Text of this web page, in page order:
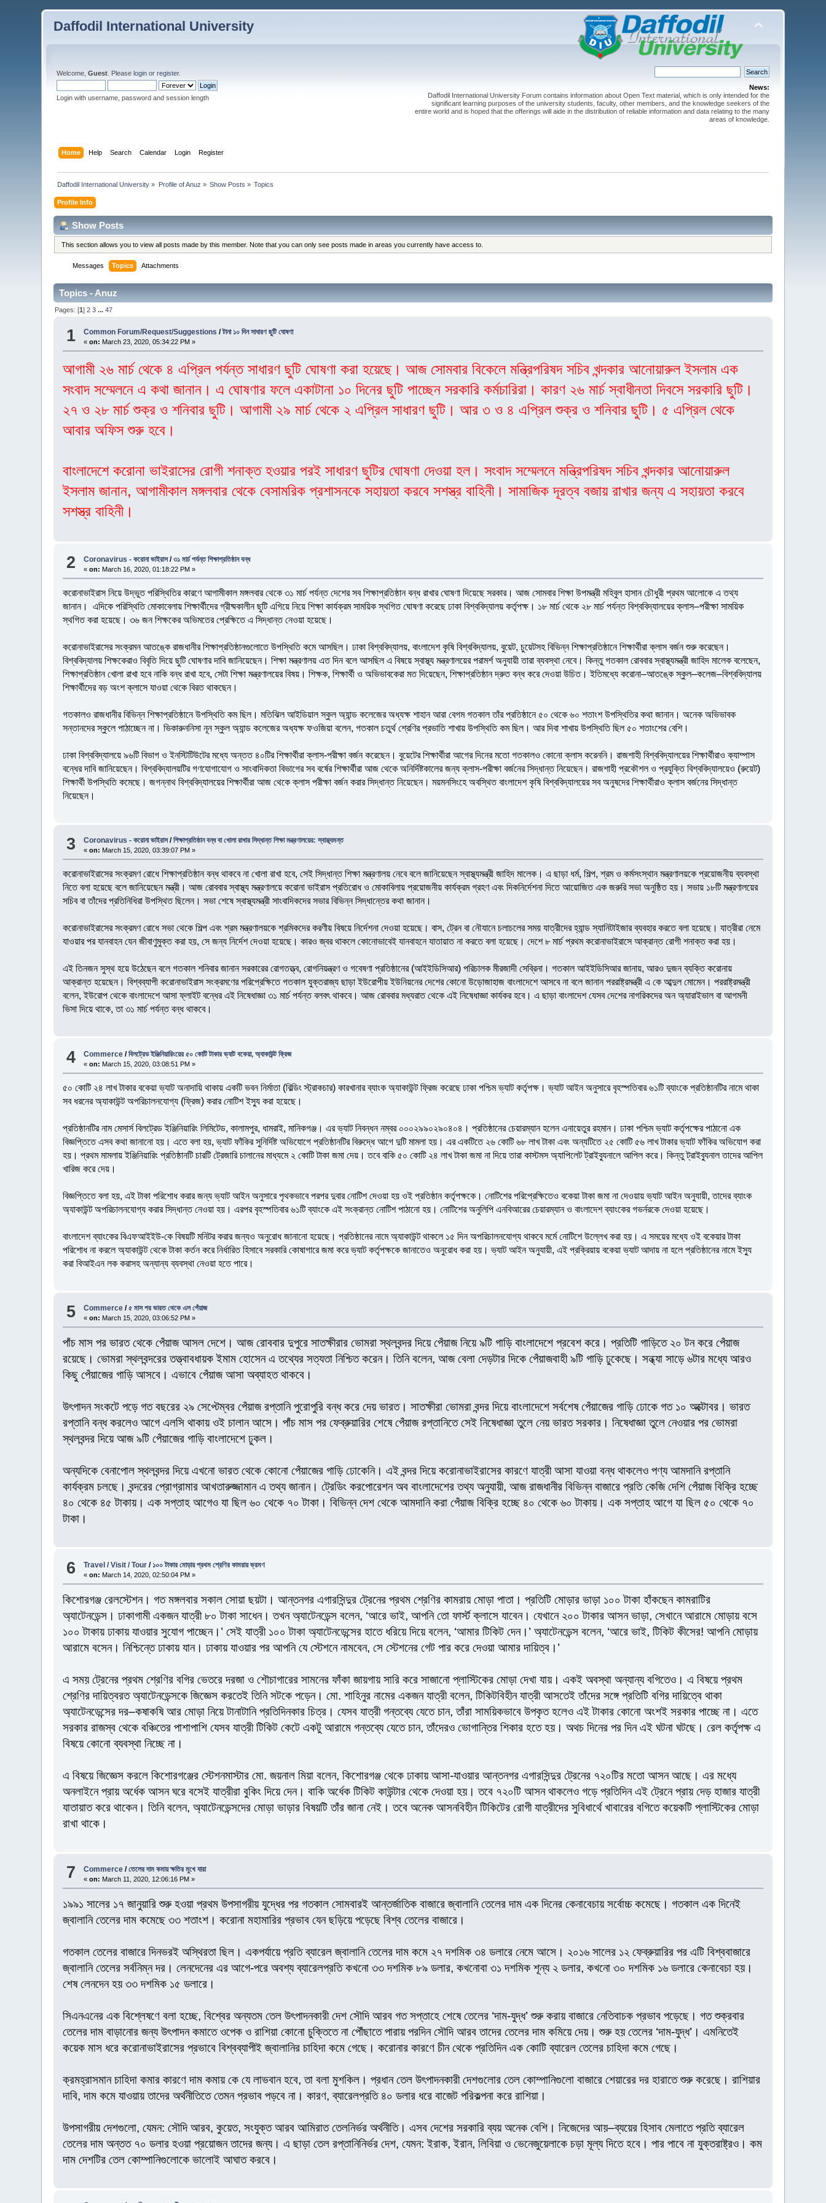
Daffodil International University
Welcome,Guest . Pleaselogin orregister.
Login with username, password and session length
News:
Daffodil International University Forum contains information about Open Text material, which is only intended for the
significant learning purposes of the university students, faculty, other members, and the knowledge seekers of the
entire world and is hoped that the offerings will aide in the distribution of reliable information and data relating to the many
areas of knowledge.
Home Help Search Calendar Login Register
Daffodil International University » Profile of Anuz » Show Posts » Topics
Profile Info
Show Posts
This section allows you to view all posts made by this member. Note that you can only see posts made in areas you currently have access to.
Messages Topics Attachments
Topics - Anuz
Pages: [1]2 3 ...47
1 Common Forum/Request/Suggestions/টানা ১০ দিন সাধারণ ছুটি ঘোষণা
«on: March 23, 2020, 05:34:22 PM »
আগামী ২৬ মার্চ থেকে ৪ এপ্রিল পর্যন্ত সাধারণ ছুটি ঘোষণা করা হয়েছে। আজ সোমবার বিকেলে মন্ত্রিপরিষদ সচিব খন্দকার আনোয়ারুল ইসলাম এক
সংবাদ সম্মেলনে এ কথা জানান। এ ঘোষণার ফলে একাটানা ১০ দিনের ছুটি পাচ্ছেন সরকারি কর্মচারিরা। কারণ ২৬ মার্চ স্বাধীনতা দিবসে সরকারি ছুটি।
২৭ ও ২৮ মার্চ শুক্র ও শনিবার ছুটি। আগামী ২৯ মার্চ থেকে ২ এপ্রিল সাধারণ ছুটি। আর ৩ ও ৪ এপ্রিল শুক্র ও শনিবার ছুটি। ৫ এপ্রিল থেকে
আবার অফিস শুরু হবে।
বাংলাদেশে করোনা ভাইরাসের রোগী শনাক্ত হওয়ার পরই সাধারণ ছুটির ঘোষণা দেওয়া হল। সংবাদ সম্মেলনে মন্ত্রিপরিষদ সচিব খন্দকার আনোয়ারুল
ইসলাম জানান, আগামীকাল মঙ্গলবার থেকে বেসামরিক প্রশাসনকে সহায়তা করবে সশস্ত্র বাহিনী। সামাজিক দূরত্ব বজায় রাখার জন্য এ সহায়তা করবে
সশস্ত্র বাহিনী।
2 Coronavirus - করোনা ভাইরাস/৩১ মার্চ পর্যন্ত শিক্ষাপ্রতিষ্ঠান বন্ধ
«on: March 16, 2020, 01:18:22 PM »
করোনাভাইরাস নিয়ে উদ্ভুত পরিস্থিতির কারণে আগামীকাল মঙ্গলবার থেকে ৩১ মার্চ পর্যন্ত দেশের সব শিক্ষাপ্রতিষ্ঠান বন্ধ রাখার ঘোষণা দিয়েছে সরকার। আজ সোমবার শিক্ষা উপমন্ত্রী মহিবুল হাসান চৌধুরী প্রথম আলোকে এ তথ্য
জানান। এদিকে পরিস্থিতি মোকাবেলায় শিক্ষার্থীদের গ্রীষ্মকালীন ছুটি এগিয়ে নিয়ে শিক্ষা কার্যক্রম সাময়িক স্থগিত ঘোষণা করেছে ঢাকা বিশ্ববিদ্যালয় কর্তৃপক্ষ। ১৮ মার্চ থেকে ২৮ মার্চ পর্যন্ত বিশ্ববিদ্যালয়ের ক্লাস–পরীক্ষা সাময়িক
স্থগিত করা হয়েছে। ৩৬ জন শিক্ষকের অভিমতের প্রেক্ষিতে এ সিদ্ধান্ত নেওয়া হয়েছে।
করোনাভাইরাসের সংক্রমন আতঙ্কে রাজধানীর শিক্ষাপ্রতিষ্ঠানগুলোতে উপস্থিতি কমে আসছিল। ঢাকা বিশ্ববিদ্যালয়, বাংলাদেশ কৃষি বিশ্ববিদ্যালয়, বুয়েট, চুয়েটসহ বিভিন্ন শিক্ষাপ্রতিষ্ঠানে শিক্ষার্থীরা ক্লাস বর্জন শুরু করেছেন।
বিশ্ববিদ্যালয় শিক্ষকেরাও বিবৃতি দিয়ে ছুটি ঘোষণার দাবি জানিয়েছেন। শিক্ষা মন্ত্রণালয় এত দিন বলে আসছিল এ বিষয়ে স্বাস্থ্য মন্ত্রণালয়ের পরামর্শ অনুযায়ী তারা ব্যবস্থা নেবে। কিন্তু গতকাল রোববার স্বাস্থ্যমন্ত্রী জাহিদ মালেক বলেছেন,
শিক্ষাপ্রতিষ্ঠান খোলা রাখা হবে নাকি বন্ধ রাখা হবে, সেটা শিক্ষা মন্ত্রণালয়ের বিষয়। শিক্ষক, শিক্ষার্থী ও অভিভাবকেরা মত দিয়েছেন, শিক্ষাপ্রতিষ্ঠান দ্রুত বন্ধ করে দেওয়া উচিত। ইতিমধ্যে করোনা–আতঙ্কে স্কুল–কলেজ–বিশ্ববিদ্যালয়
শিক্ষার্থীদের বড় অংশ ক্লাসে যাওয়া থেকে বিরত থাকছেন।
গতকালও রাজধানীর বিভিন্ন শিক্ষাপ্রতিষ্ঠানে উপস্থিতি কম ছিল। মতিঝিল আইডিয়াল স্কুল অ্যান্ড কলেজের অধ্যক্ষ শাহান আরা বেগম গতকাল তাঁর প্রতিষ্ঠানে ৫০ থেকে ৬০ শতাংশ উপস্থিতির কথা জানান। অনেক অভিভাবক
সন্তানদের স্কুলে পাঠাচ্ছেন না। ভিকারুননিসা নূন স্কুল অ্যান্ড কলেজের অধ্যক্ষ ফওজিয়া বলেন, গতকাল চতুর্থ শ্রেণির প্রভাতি শাখায় উপস্থিতি কম ছিল। আর দিবা শাখায় উপস্থিতি ছিল ৫০ শতাংশের বেশি।
ঢাকা বিশ্ববিদ্যালয়ে ৯৬টি বিভাগ ও ইনস্টিটিউটের মধ্যে অন্তত ৪০টির শিক্ষার্থীরা ক্লাস-পরীক্ষা বর্জন করেছেন। বুয়েটের শিক্ষার্থীরা আগের দিনের মতো গতকালও কোনো ক্লাস করেননি। রাজশাহী বিশ্ববিদ্যালয়ের শিক্ষার্থীরাও ক্যাম্পাস
বন্ধের দাবি জানিয়েছেন। বিশ্ববিদ্যালয়টির গণযোগাযোগ ও সাংবাদিকতা বিভাগের সব বর্ষের শিক্ষার্থীরা আজ থেকে অনির্দিষ্টকালের জন্য ক্লাস-পরীক্ষা বর্জনের সিদ্ধান্ত নিয়েছেন। রাজশাহী প্রকৌশল ও প্রযুক্তি বিশ্ববিদ্যালয়েও (রুয়েট)
শিক্ষার্থী উপস্থিতি কমেছে। জগন্নাথ বিশ্ববিদ্যালয়ের শিক্ষার্থীরা আজ থেকে ক্লাস পরীক্ষা বর্জন করার সিদ্ধান্ত নিয়েছেন। ময়মনসিংহে অবস্থিত বাংলাদেশ কৃষি বিশ্ববিদ্যালয়ের সব অনুষদের শিক্ষার্থীরাও ক্লাস বর্জনের সিদ্ধান্ত
নিয়েছেন।
3 Coronavirus - করোনা ভাইরাস/শিক্ষাপ্রতিষ্ঠান বন্ধ বা খোলা রাখার সিদ্ধান্ত শিক্ষা মন্ত্রণালয়ের: স্বাস্থ্যমন্ত
«on: March 15, 2020, 03:39:07 PM »
করোনাভাইরাসের সংক্রমণ রোধে শিক্ষাপ্রতিষ্ঠান বন্ধ থাকবে না খোলা রাখা হবে, সেই সিদ্ধান্ত শিক্ষা মন্ত্রণালয় নেবে বলে জানিয়েছেন স্বাস্থ্যমন্ত্রী জাহিদ মালেক। এ ছাড়া ধর্ম, শিল্প, শ্রম ও কর্মসংস্থান মন্ত্রণালয়কে প্রয়োজনীয় ব্যবস্থা
নিতে বলা হয়েছে বলে জানিয়েছেন মন্ত্রী। আজ রোববার স্বাস্থ্য মন্ত্রণালয়ে করোনা ভাইরাস প্রতিরোধ ও মোকাবিলায় প্রয়োজনীয় কার্যক্রম গ্রহণ এবং দিকনির্দেশনা দিতে আয়োজিত এক জরুরি সভা অনুষ্ঠিত হয়। সভায় ১৮টি মন্ত্রণালয়ের
সচিব বা তাঁদের প্রতিনিধিরা উপস্থিত ছিলেন। সভা শেষে স্বাস্থ্যমন্ত্রী সাংবাদিকদের সভার বিভিন্ন সিদ্ধান্তের কথা জানান।
করোনাভাইরাসের সংক্রমণ রোধে সভা থেকে শিল্প এবং শ্রম মন্ত্রণালয়কে শ্রমিকদের করণীয় বিষয়ে নির্দেশনা দেওয়া হয়েছে। বাস, ট্রেন বা নৌযানে চলাচলের সময় যাত্রীদের হ্যান্ড স্যানিটাইজার ব্যবহার করতে বলা হয়েছে। যাত্রীরা নেমে
যাওয়ার পর যানবাহন যেন জীবাণুমুক্ত করা হয়, সে জন্য নির্দেশ দেওয়া হয়েছে। কারও জ্বর থাকলে কোনোভাবেই যানবাহনে যাতায়াত না করতে বলা হয়েছে। দেশে ৮ মার্চ প্রথম করোনাভাইরাসে আক্রান্ত রোগী শনাক্ত করা হয়।
এই তিনজন সুস্থ হয়ে উঠেছেন বলে গতকাল শনিবার জানান সরকারের রোগতত্ত্ব, রোগনিয়ন্ত্রণ ও গবেষণা প্রতিষ্ঠানের (আইইডিসিআর) পরিচালক মীরজাদী সেব্রিনা। গতকাল আইইডিসিআর জানায়, আরও দুজন ব্যক্তি করোনায়
আক্রান্ত হয়েছেন। বিশ্বব্যাপী করোনাভাইরাস সংক্রমণের পরিপ্রেক্ষিতে গতকাল যুক্তরাজ্য ছাড়া ইউরোপীয় ইউনিয়নের দেশের কোনো উড়োজাহাজ বাংলাদেশে আসবে না বলে জানান পররাষ্ট্রমন্ত্রী এ কে আব্দুল মোমেন। পররাষ্ট্রমন্ত্রী
বলেন, ইউরোপ থেকে বাংলাদেশে আসা ফ্লাইট বন্ধের এই নিষেধাজ্ঞা ৩১ মার্চ পর্যন্ত বলবৎ থাকবে। আজ রোববার মধ্যরাত থেকে এই নিষেধাজ্ঞা কার্যকর হবে। এ ছাড়া বাংলাদেশ যেসব দেশের নাগরিকদের অন অ্যারাইভাল বা আগমনী
ভিসা দিয়ে থাকে, তা ৩১ মার্চ পর্যন্ত বন্ধ থাকবে।
4 Commerce /বিলট্রেড ইঞ্জিনিয়ারিংয়ের ৫০ কোটি টাকার ভ্যাট বকেয়া, অ্যাকাউন্ট ফ্রিজ
«on: March 15, 2020, 03:08:51 PM »
৫০ কোটি ২৪ লাখ টাকার বকেয়া ভ্যাট অনাদায়ি থাকায় একটি ভবন নির্মাতা (বিল্ডিং স্ট্রাকচার) কারখানার ব্যাংক অ্যাকাউন্ট ফ্রিজ করেছে ঢাকা পশ্চিম ভ্যাট কর্তৃপক্ষ। ভ্যাট আইন অনুসারে বৃহস্পতিবার ৬১টি ব্যাংকে প্রতিষ্ঠানটির নামে থাকা
সব ধরনের অ্যাকাউন্ট অপরিচালনযোগ্য (ফ্রিজ) করার নোটিশ ইস্যু করা হয়েছে।
প্রতিষ্ঠানটির নাম মেসার্স বিলট্রেড ইঞ্জিনিয়ারিং লিমিটেড, কালামপুর, ধামরাই, মানিকগঞ্জ। এর ভ্যাট নিবন্ধন নম্বর ০০০২৯৯০২৯০৪০৪। প্রতিষ্ঠানের চেয়ারম্যান হলেন এনায়েতুর রহমান। ঢাকা পশ্চিম ভ্যাট কর্তৃপক্ষের পাঠানো এক
বিজ্ঞপ্তিতে এসব কথা জানানো হয়। এতে বলা হয়, ভ্যাট ফাঁকির সুনির্দিষ্ট অভিযোগে প্রতিষ্ঠানটির বিরুদ্ধে আগে দুটি মামলা হয়। এর একটিতে ২৬ কোটি ৬৮ লাখ টাকা এবং অন্যটিতে ২৫ কোটি ৫৬ লাখ টাকার ভ্যাট ফাঁকির অভিযোগ করা
হয়। প্রথম মামলায় ইঞ্জিনিয়ারিং প্রতিষ্ঠানটি চারটি ট্রেজারি চালানের মাধ্যমে ২ কোটি টাকা জমা দেয়। তবে বাকি ৫০ কোটি ২৪ লাখ টাকা জমা না দিয়ে তারা কাস্টমস অ্যাপিলেট ট্রাইব্যুনালে আপিল করে। কিন্তু ট্রাইব্যুনাল তাদের আপিল
খারিজ করে দেয়।
বিজ্ঞপ্তিতে বলা হয়, এই টাকা পরিশোধ করার জন্য ভ্যাট আইন অনুসারে পৃথকভাবে পরপর দুবার নোটিশ দেওয়া হয় ওই প্রতিষ্ঠান কর্তৃপক্ষকে। নোটিশের পরিপ্রেক্ষিতেও বকেয়া টাকা জমা না দেওয়ায় ভ্যাট আইন অনুযায়ী, তাদের ব্যাংক
অ্যাকাউন্ট অপরিচালনযোগ্য করার সিদ্ধান্ত নেওয়া হয়। এরপর বৃহস্পতিবার ৬১টি ব্যাংকে এই সংক্রান্ত নোটিশ পাঠানো হয়। নোটিশের অনুলিপি এনবিআরের চেয়ারম্যান ও বাংলাদেশ ব্যাংকের গভর্নরকে দেওয়া হয়েছে।
বাংলাদেশ ব্যাংকের বিএফআইইউ-কে বিষয়টি মনিটর করার জন্যও অনুরোধ জানানো হয়েছে। প্রতিষ্ঠানের নামে অ্যাকাউন্ট থাকলে ১৫ দিন অপরিচালনযোগ্য থাকবে মর্মে নোটিশে উল্লেখ করা হয়। এ সময়ের মধ্যে ওই বকেয়ার টাকা
পরিশোধ না করলে অ্যাকাউন্ট থেকে টাকা কর্তন করে নির্ধারিত হিসাবে সরকারি কোষাগারে জমা করে ভ্যাট কর্তৃপক্ষকে জানাতেও অনুরোধ করা হয়। ভ্যাট আইন অনুযায়ী, এই প্রক্রিয়ায় বকেয়া ভ্যাট আদায় না হলে প্রতিষ্ঠানের নামে ইস্যু
করা বিআইএন লক করাসহ অন্যান্য ব্যবস্থা নেওয়া হতে পারে।
5 Commerce /৫ মাস পর ভারত থেকে এল পেঁয়াজ
«on: March 15, 2020, 03:06:52 PM »
পাঁচ মাস পর ভারত থেকে পেঁয়াজ আসল দেশে। আজ রোববার দুপুরে সাতক্ষীরার ভোমরা স্থলবন্দর দিয়ে পেঁয়াজ নিয়ে ৯টি গাড়ি বাংলাদেশে প্রবেশ করে। প্রতিটি গাড়িতে ২০ টন করে পেঁয়াজ
রয়েছে। ভোমরা স্থলবন্দরের তত্ত্বাবধায়ক ইমাম হোসেন এ তথ্যের সত্যতা নিশ্চিত করেন। তিনি বলেন, আজ বেলা দেড়টার দিকে পেঁয়াজবাহী ৯টি গাড়ি ঢুকেছে। সন্ধ্যা সাড়ে ৬টার মধ্যে আরও
কিছু পেঁয়াজের গাড়ি আসবে। এভাবে পেঁয়াজ আসা অব্যাহত থাকবে।
উৎপাদন সংকটে পড়ে গত বছরের ২৯ সেপ্টেম্বর পেঁয়াজ রপ্তানি পুরোপুরি বন্ধ করে দেয় ভারত। সাতক্ষীরা ভোমরা বন্দর দিয়ে বাংলাদেশে সর্বশেষ পেঁয়াজের গাড়ি ঢোকে গত ১০ অক্টোবর। ভারত
রপ্তানি বন্ধ করলেও আগে এলসি থাকায় ওই চালান আসে। পাঁচ মাস পর ফেব্রুয়ারির শেষে পেঁয়াজ রপ্তানিতে সেই নিষেধাজ্ঞা তুলে নেয় ভারত সরকার। নিষেধাজ্ঞা তুলে নেওয়ার পর ভোমরা
স্থলবন্দর দিয়ে আজ ৯টি পেঁয়াজের গাড়ি বাংলাদেশে ঢুকল।
অন্যদিকে বেনাপোল স্থলবন্দর দিয়ে এখনো ভারত থেকে কোনো পেঁয়াজের গাড়ি ঢোকেনি। এই বন্দর দিয়ে করোনাভাইরাসের কারণে যাত্রী আসা যাওয়া বন্ধ থাকলেও পণ্য আমদানি রপ্তানি
কার্যক্রম চলছে। বন্দরের প্রোগ্রামার আখতারুজ্জামান এ তথ্য জানান। ট্রেডিং করপোরেশন অব বাংলাদেশের তথ্য অনুযায়ী, আজ রাজধানীর বিভিন্ন বাজারে প্রতি কেজি দেশি পেঁয়াজ বিক্রি হচ্ছে
৪০ থেকে ৪৫ টাকায়। এক সপ্তাহ আগেও যা ছিল ৬০ থেকে ৭০ টাকা। বিভিন্ন দেশ থেকে আমদানি করা পেঁয়াজ বিক্রি হচ্ছে ৪০ থেকে ৬০ টাকায়। এক সপ্তাহ আগে যা ছিল ৫০ থেকে ৭০
টাকা।
6 Travel / Visit / Tour / ১০০ টাকার মোড়ায় প্রথম শ্রেণির কামরায় ভ্রমণ
«on: March 14, 2020, 02:50:04 PM »
কিশোরগঞ্জ রেলস্টেশন। গত মঙ্গলবার সকাল সোয়া ছয়টা। আন্তনগর এগারসিন্দুর ট্রেনের প্রথম শ্রেণির কামরায় মোড়া পাতা। প্রতিটি মোড়ার ভাড়া ১০০ টাকা হাঁকছেন কামরাটির
অ্যাটেনডেন্স। ঢাকাগামী একজন যাত্রী ৮০ টাকা সাধেন। তখন অ্যাটেনডেন্স বলেন, ‘আরে ভাই, আপনি তো ফার্স্ট ক্লাসে যাবেন। যেখানে ২০০ টাকার আসন ভাড়া, সেখানে আরামে মোড়ায় বসে
১০০ টাকায় ঢাকায় যাওয়ার সুযোগ পাচ্ছেন।’ সেই যাত্রী ১০০ টাকা অ্যাটেনডেন্সের হাতে ধরিয়ে দিয়ে বলেন, ‘আমার টিকিট দেন।’ অ্যাটেনডেন্স বলেন, ‘আরে ভাই, টিকিট কীসের! আপনি মোড়ায়
আরামে বসেন। নিশ্চিন্তে ঢাকায় যান। ঢাকায় যাওয়ার পর আপনি যে স্টেশনে নামবেন, সে স্টেশনের গেট পার করে দেওয়া আমার দায়িত্ব।’
এ সময় ট্রেনের প্রথম শ্রেণির বগির ভেতরে দরজা ও শৌচাগারের সামনের ফাঁকা জায়গায় সারি করে সাজানো প্লাস্টিকের মোড়া দেখা যায়। একই অবস্থা অন্যান্য বগিতেও। এ বিষয়ে প্রথম
শ্রেণির দায়িত্বরত অ্যাটেনডেন্সকে জিজ্ঞেস করতেই তিনি সটকে পড়েন। মো. শাহিনুর নামের একজন যাত্রী বলেন, টিকিটবিহীন যাত্রী আসতেই তাঁদের সঙ্গে প্রতিটি বগির দায়িত্বে থাকা
অ্যাটেনডেন্সের দর–কষাকষি আর মোড়া নিয়ে টানাটানি প্রতিদিনকার চিত্র। যেসব যাত্রী গন্তব্যে যেতে চান, তাঁরা সাময়িকভাবে উপকৃত হলেও এই টাকার কোনো অংশই সরকার পাচ্ছে না। এতে
সরকার রাজস্ব থেকে বঞ্চিতের পাশাপাশি যেসব যাত্রী টিকিট কেটে একটু আরামে গন্তব্যে যেতে চান, তাঁদেরও ভোগান্তির শিকার হতে হয়। অথচ দিনের পর দিন এই ঘটনা ঘটছে। রেল কর্তৃপক্ষ এ
বিষয়ে কোনো ব্যবস্থা নিচ্ছে না।
এ বিষয়ে জিজ্ঞেস করলে কিশোরগঞ্জের স্টেশনমাস্টার মো. জয়নাল মিয়া বলেন, কিশোরগঞ্জ থেকে ঢাকায় আসা-যাওয়ার আন্তনগর এগারসিন্দুর ট্রেনের ৭২০টির মতো আসন আছে। এর মধ্যে
অনলাইনে প্রায় অর্ধেক আসন ঘরে বসেই যাত্রীরা বুকিং দিয়ে দেন। বাকি অর্ধেক টিকিট কাউন্টার থেকে দেওয়া হয়। তবে ৭২০টি আসন থাকলেও গড়ে প্রতিদিন এই ট্রেনে প্রায় দেড় হাজার যাত্রী
যাতায়াত করে থাকেন। তিনি বলেন, অ্যাটেনডেন্সদের মোড়া ভাড়ার বিষয়টি তাঁর জানা নেই। তবে অনেক আসনবিহীন টিকিটের রোগী যাত্রীদের সুবিধার্থে খাবারের বগিতে কয়েকটি প্লাস্টিকের মোড়া
রাখা থাকে।
7 Commerce /তেলের দাম কমায় ক্ষতির মুখে যারা
«on: March 11, 2020, 12:06:16 PM »
১৯৯১ সালের ১৭ জানুয়ারি শুরু হওয়া প্রথম উপসাগরীয় যুদ্ধের পর গতকাল সোমবারই আন্তর্জাতিক বাজারে জ্বালানি তেলের দাম এক দিনের কেনাবেচায় সর্বোচ্চ কমেছে। গতকাল এক দিনেই
জ্বালানি তেলের দাম কমেছে ৩৩ শতাংশ। করোনা মহামারির প্রভাব যেন ছড়িয়ে পড়েছে বিশ্ব তেলের বাজারে।
গতকাল তেলের বাজারে দিনভরই অস্থিরতা ছিল। একপর্যায়ে প্রতি ব্যারেল জ্বালানি তেলের দাম কমে ২৭ দশমিক ৩৪ ডলারে নেমে আসে। ২০১৬ সালের ১২ ফেব্রুয়ারির পর এটি বিশ্ববাজারে
জ্বালানি তেলের সর্বনিম্ন দর। লেনদেনের এর আগে-পরে অবশ্য ব্যারেলপ্রতি কখনো ৩৩ দশমিক ৮৯ ডলার, কখনোবা ৩১ দশমিক শূন্য ২ ডলার, কখনো ৩০ দশমিক ১৬ ডলারে কেনাবেচা হয়।
শেষ লেনদেন হয় ৩৩ দশমিক ১৫ ডলারে।
সিএনএনের এক বিশ্লেষণে বলা হচ্ছে, বিশ্বের অন্যতম তেল উৎপাদনকারী দেশ সৌদি আরব গত সপ্তাহে শেষে তেলের ‘দাম-যুদ্ধ’ শুরু করায় বাজারে নেতিবাচক প্রভাব পড়েছে। গত শুক্রবার
তেলের দাম বাড়ানোর জন্য উৎপাদন কমাতে ওপেক ও রাশিয়া কোনো চুক্তিতে না পৌঁছাতে পারায় পরদিন সৌদি আরব তাদের তেলের দাম কমিয়ে দেয়। শুরু হয় তেলের ‘দাম-যুদ্ধ’। এমনিতেই
কয়েক মাস ধরে করোনাভাইরাসের প্রভাবে বিশ্বব্যাপীই জ্বালানির চাহিদা কমে গেছে। করোনার কারণে চীন থেকে প্রতিদিন এক কোটি ব্যারেল তেলের চাহিদা কমে গেছে।
ক্রমহ্রাসমান চাহিদা কমার কারণে দাম কমায় কে যে লাভবান হবে, তা বলা মুশকিল। প্রধান তেল উৎপাদনকারী দেশগুলোর তেল কোম্পানিগুলো বাজারে শেয়ারের দর হারাতে শুরু করেছে। রাশিয়ার
দাবি, দাম কমে যাওয়ায় তাদের অর্থনীতিতে তেমন প্রভাব পড়বে না। কারণ, ব্যারেলপ্রতি ৪০ ডলার ধরে বাজেট পরিকল্পনা করে রাশিয়া।
উপসাগরীয় দেশগুলো, যেমন: সৌদি আরব, কুয়েত, সংযুক্ত আরব আমিরাত তেলনির্ভর অর্থনীতি। এসব দেশের সরকারি ব্যয় অনেক বেশি। নিজেদের আয়–ব্যয়ের হিসাব মেলাতে প্রতি ব্যারেল
তেলের দাম অন্তত ৭০ ডলার হওয়া প্রয়োজন তাদের জন্য। এ ছাড়া তেল রপ্তানিনির্ভর দেশ, যেমন: ইরাক, ইরান, লিবিয়া ও ভেনেজুয়েলাকে চড়া মূল্য দিতে হবে। পার পাবে না যুক্তরাষ্ট্রও। কম
দাম দেশটির তেল কোম্পানিগুলোকে ভালোই আঘাত করবে।